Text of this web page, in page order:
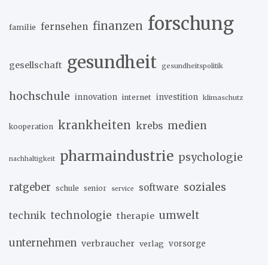
familie fernsehen finanzen forschung
gesellschaft gesundheit gesundheitspolitik
hochschule innovation internet investition klimaschutz
kooperation krankheiten krebs medien
nachhaltigkeit pharmaindustrie psychologie
ratgeber schule senior service software soziales
technik technologie therapie umwelt
unternehmen verbraucher verlag vorsorge